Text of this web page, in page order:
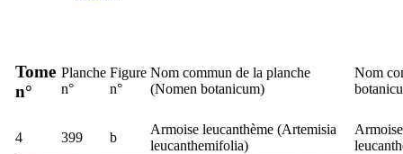
Tome
n°
Planche
n°
Figure
n°
Nom commun de la planche
(Nomen botanicum)
Nom
4 399 b
Armoise leucanthème (Artemisia
leucanthemifolia)